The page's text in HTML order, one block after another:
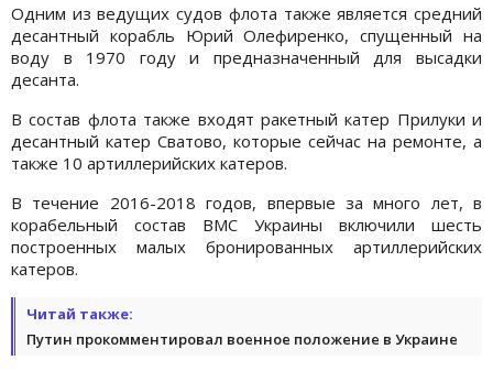
Одним из ведущих судов флота также является средний
десантный корабль Юрий Олефиренко, спущенный на
воду в 1970 году и предназначенный для высадки
десанта.
В состав флота также входят ракетный катер Прилуки и
десантный катер Сватово, которые сейчас на ремонте, а
также 10 артиллерийских катеров.
В течение 2016-2018 годов, впервые за много лет, в
корабельный состав ВМС Украины включили шесть
построенных малых бронированных артиллерийских
катеров.
Читай также:
Путин прокомментировал военное положение в Украине